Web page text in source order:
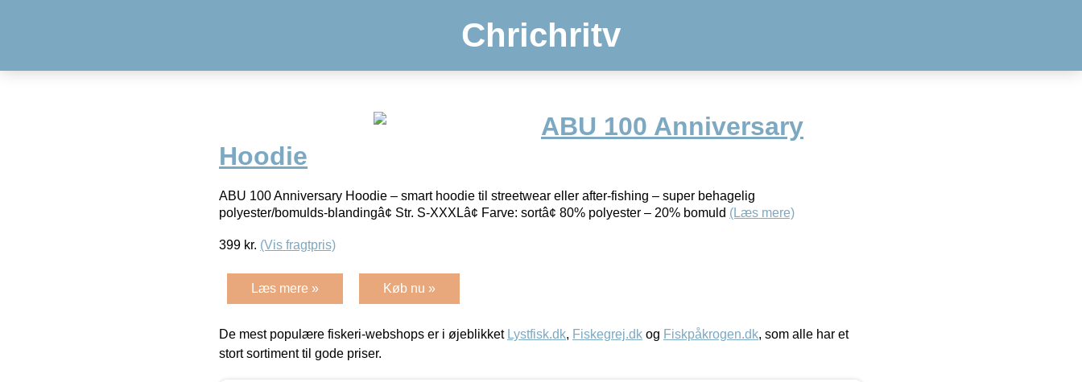
Chrichritv
ABU 100 Anniversary
Hoodie
ABU 100 Anniversary Hoodie – smart hoodie til streetwear eller after-fishing – super behagelig
polyester/bomulds-blandingâ¢ Str. S-XXXLâ¢ Farve: sortâ¢ 80% polyester – 20% bomuld (Læs mere)
399 kr. (Vis fragtpris)
Læs mere » Køb nu »
De mest populære fiskeri-webshops er i øjeblikket Lystfisk.dk, Fiskegrej.dk og Fiskpåkrogen.dk, som alle har et
stort sortiment til gode priser.